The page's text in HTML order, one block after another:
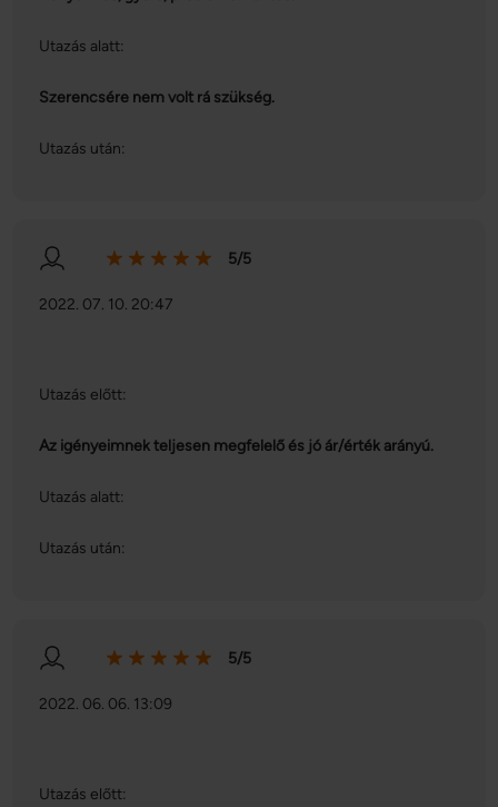
Utazás alatt:
Szerencsére nem volt rá szükség.
Utazás után:
5/5
2022. 07. 10. 20:47
Utazás előtt:
Az igényeimnek teljesen megfelelő és jó ár/érték arányú.
Utazás alatt:
Utazás után:
5/5
2022. 06. 06. 13:09
Utazás előtt: